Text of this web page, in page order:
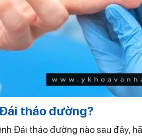
tháo đường?
Đái tháo đường nào sau đây,